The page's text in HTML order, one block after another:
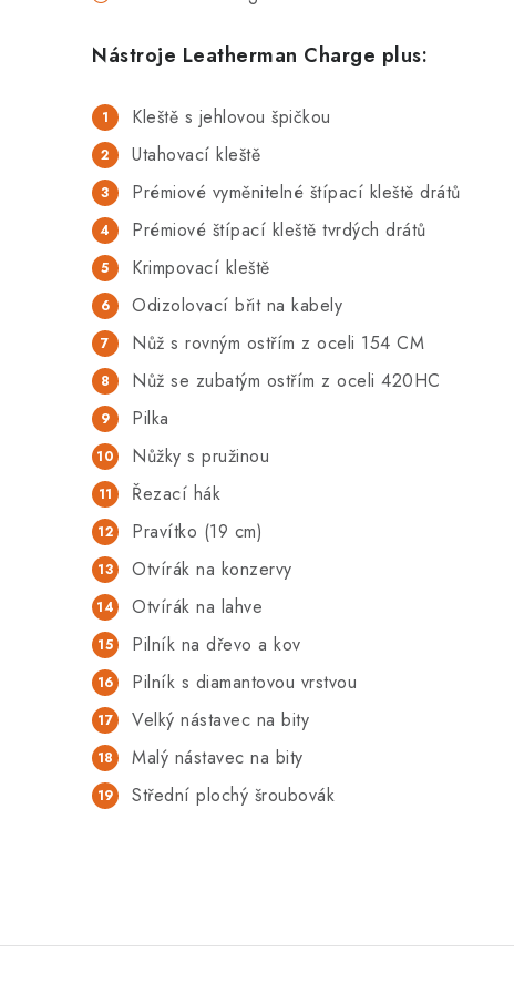
Nástroje Leatherman Charge plus:
Kleště s jehlovou špičkou
Utahovací kleště
Prémiové vyměnitelné štípací kleště drátů
Prémiové štípací kleště tvrdých drátů
Krimpovací kleště
Odizolovací břit na kabely
Nůž s rovným ostřím z oceli 154 CM
Nůž se zubatým ostřím z oceli 420HC
Pilka
Nůžky s pružinou
Řezací hák
Pravítko (19 cm)
Otvírák na konzervy
Otvírák na lahve
Pilník na dřevo a kov
Pilník s diamantovou vrstvou
Velký nástavec na bity
Malý nástavec na bity
Střední plochý šroubovák